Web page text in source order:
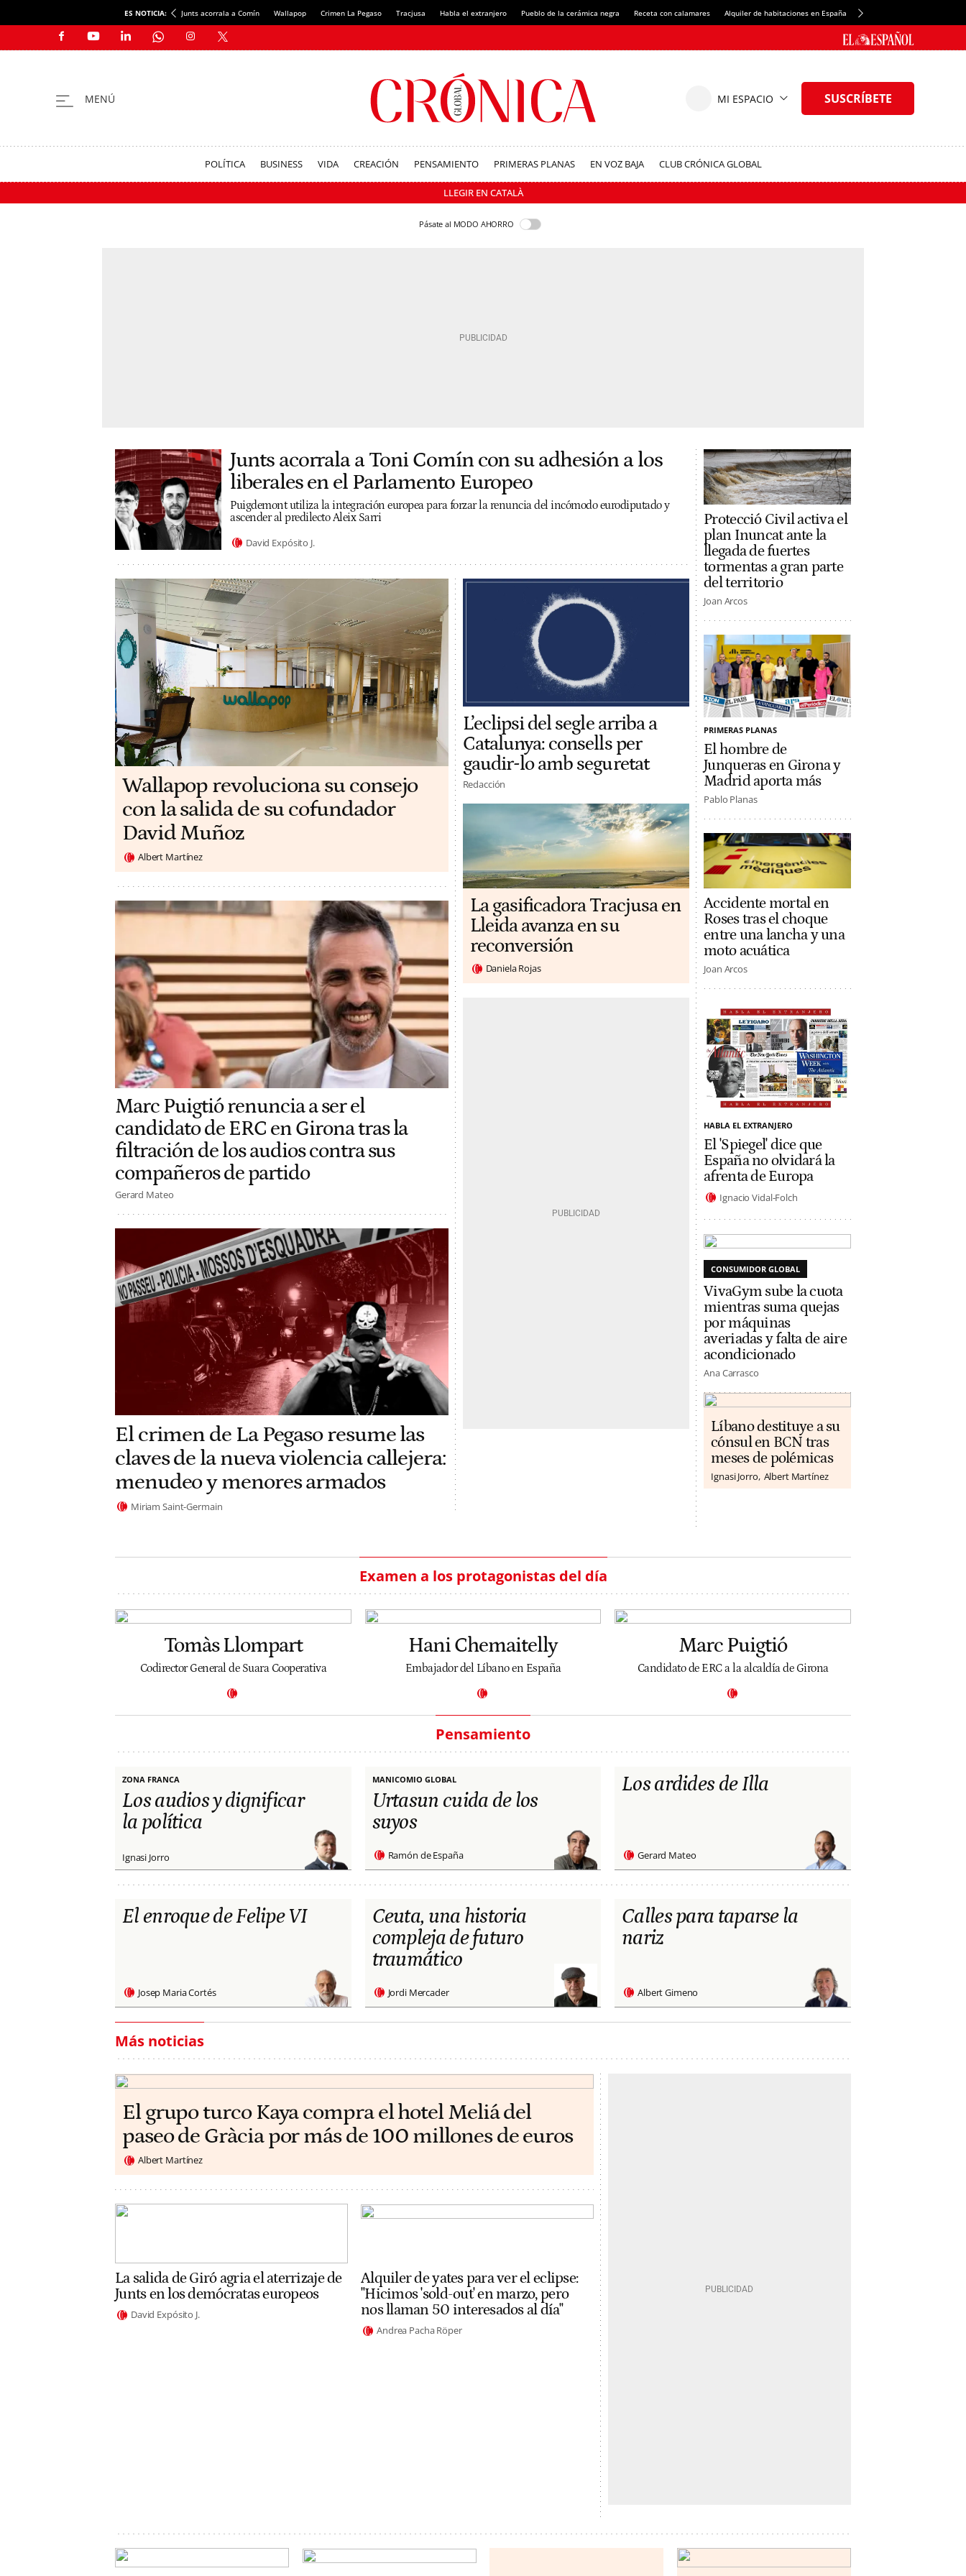
ES NOTICIA: Junts acorrala a Comín Wallapop Crimen La Pegaso Tracjusa Habla el extranjero Pueblo de la cerámica negra Receta con calamares Alquiler de habitaciones en España Crédito del Spotify Camp Nou
POLÍTICA BUSINESS VIDA CREACIÓN PENSAMIENTO PRIMERAS PLANAS EN VOZ BAJA CLUB CRÓNICA GLOBAL
LLEGIR EN CATALÀ
Pásate al MODO AHORRO
Junts acorrala a Toni Comín con su adhesión a los
liberales en el Parlamento Europeo
Puigdemont utiliza la integración europea para forzar la renuncia del incómodo eurodiputado y
ascender al predilecto Aleix Sarri
David Expósito J.
Wallapop revoluciona su consejo
con la salida de su cofundador
David Muñoz
Albert Martínez
Marc Puigtió renuncia a ser el
candidato de ERC en Girona tras la
filtración de los audios contra sus
compañeros de partido
Gerard Mateo
El crimen de La Pegaso resume las
claves de la nueva violencia callejera:
menudeo y menores armados
Miriam Saint-Germain
L’eclipsi del segle arriba a
Catalunya: consells per
gaudir-lo amb seguretat
Redacción
La gasificadora Tracjusa en
Lleida avanza en su
reconversión
Daniela Rojas
Protecció Civil activa el
plan Inuncat ante la
llegada de fuertes
tormentas a gran parte
del territorio
Joan Arcos
PRIMERAS PLANAS
El hombre de
Junqueras en Girona y
Madrid aporta más
Pablo Planas
Accidente mortal en
Roses tras el choque
entre una lancha y una
moto acuática
Joan Arcos
HABLA EL EXTRANJERO
El 'Spiegel' dice que
España no olvidará la
afrenta de Europa
Ignacio Vidal-Folch
CONSUMIDOR GLOBAL
VivaGym sube la cuota
mientras suma quejas
por máquinas
averiadas y falta de aire
acondicionado
Ana Carrasco
Líbano destituye a su
cónsul en BCN tras
meses de polémicas
Ignasi Jorro Albert Martínez
Examen a los protagonistas del día
Tomàs Llompart
Codirector General de Suara Cooperativa
Hani Chemaitelly
Embajador del Líbano en España
Marc Puigtió
Candidato de ERC a la alcaldía de Girona
Pensamiento
ZONA FRANCA
Los audios y dignificar
la política
Ignasi Jorro
MANICOMIO GLOBAL
Urtasun cuida de los
suyos
Ramón de España
Los ardides de Illa
Gerard Mateo
El enroque de Felipe VI
Josep Maria Cortés
Ceuta, una historia
compleja de futuro
traumático
Jordi Mercader
Calles para taparse la
nariz
Albert Gimeno
Más noticias
El grupo turco Kaya compra el hotel Meliá del
paseo de Gràcia por más de 100 millones de euros
Albert Martínez
La salida de Giró agria el aterrizaje de
Junts en los demócratas europeos
David Expósito J.
Alquiler de yates para ver el eclipse:
"Hicimos 'sold-out' en marzo, pero
nos llaman 50 interesados al día"
Andrea Pacha Röper